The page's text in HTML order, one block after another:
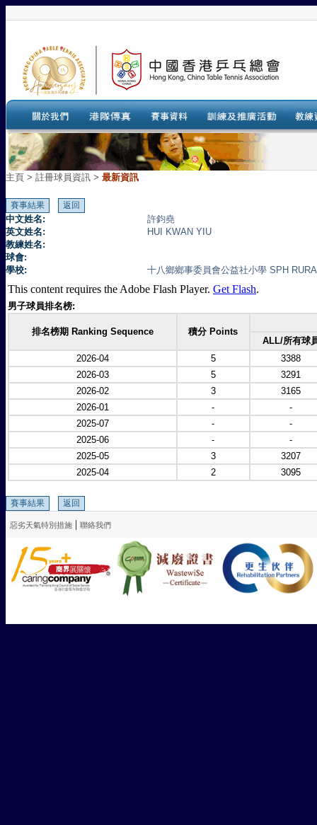
主頁 > 註冊球員資訊 > 最新資訊
中文姓名:
許鈞堯
英文姓名:
HUI KWAN YIU
教練姓名:
球會:
學校:
十八鄉鄉事委員會公益社小學 SPH
This content requires the Adobe Flash Player. Get Flash.
男子球員排名榜:
排名榜期 Ranking Sequence
積分 Points
ALL/所有球
2026-04
5
3388
2026-03
5
3291
2026-02
3
3165
2026-01
-
-
2025-07
-
-
2025-06
-
-
2025-05
3
3207
2025-04
2 3095